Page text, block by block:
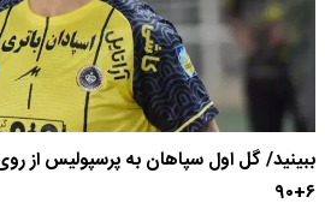
ببینید/ گل اول سپاهان به پرسپولیس از
۶+۹۰